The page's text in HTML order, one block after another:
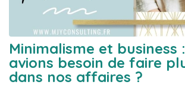
Minimalisme et business
avions besoin de faire
dans nos affaires ?